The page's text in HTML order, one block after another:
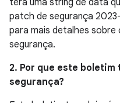
terá uma string de data
patch de segurança
para mais detalhes
segurança.
2. Por que este
segurança?